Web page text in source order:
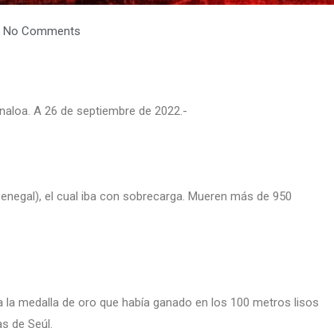
No Comments
A 26 de septiembre de 2022.-
el cual iba con sobrecarga. Mueren más de 950
medalla de oro que había ganado en los 100 metros lisos
de Seúl.